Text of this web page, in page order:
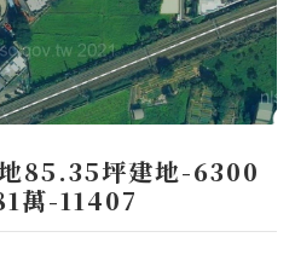
85.35坪建地-6300
萬-11407